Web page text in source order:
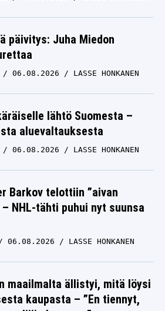
päivitys: Juha Miedon
06.08.2026 LASSE HONKANEN
lähtö Suomesta –
aluevaltauksesta
06.08.2026 LASSE HONKANEN
Barkov telottiin ”aivan
NHL-tähti puhui nyt suunsa
06.08.2026 LASSE HONKANEN
maailmalta ällistyi, mitä löysi
kaupasta – ”En tiennyt,